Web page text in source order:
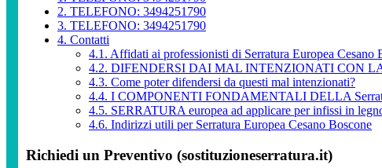
2. TELEFONO: 3494251790
3. TELEFONO: 3494251790
4. Contatti
4.1. Affidati ai professionisti di Serratura Europea Cesano
4.2. DIFENDERSI DAI MAL INTENZIONATI CON LA
4.3. Come poter difendersi da questi mal intenzionati?
4.4. I COMPONENTI FONDAMENTALI DELLA
4.5. SERRATURA europea ad applicare per infissi in
4.6. Indirizzi utili per Serratura Europea Cesano Boscone
Richiedi un Preventivo (sostituzioneserratura.it)